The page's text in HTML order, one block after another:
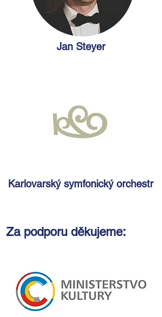
Jan Steyer
Karlovarský symfonický orchestr
Za podporu děkujeme: